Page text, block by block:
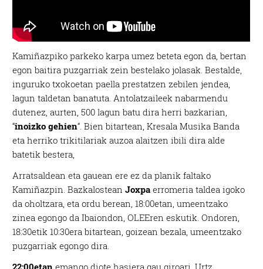
Kamiñazpiko parkeko karpa umez beteta egon da, bertan
egon baitira puzgarriak zein bestelako jolasak. Bestalde,
inguruko txokoetan paella prestatzen zebilen jendea,
lagun taldetan banatuta. Antolatzaileek nabarmendu
dutenez, aurten, 500 lagun batu dira herri bazkarian,
“inoizko gehien“. Bien bitartean, Kresala Musika Banda
eta herriko trikitilariak auzoa alaitzen ibili dira alde
batetik bestera,
Arratsaldean eta gauean ere ez da planik faltako
Kamiñazpin. BazkalosteanJoxpa erromeria taldea igoko
da oholtzara, eta ordu berean, 18:00etan, umeentzako
zinea egongo da Ibaiondon, OLEEren eskutik. Ondoren,
18:30etik 10:30era bitartean, goizean bezala, umeentzako
puzgarriak egongo dira.
22:00etan emango diote hasiera gau giroari, Urtz